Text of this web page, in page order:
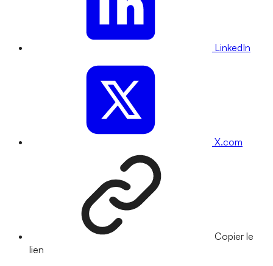
LinkedIn
X.com
Copier le
lien